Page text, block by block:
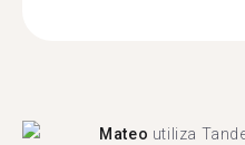
Mateo utiliza